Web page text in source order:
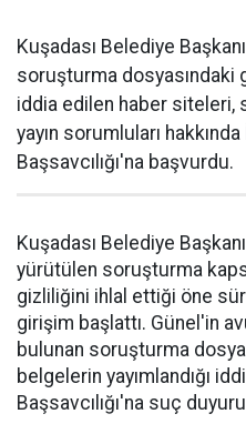
Kuşadası Belediye
soruşturma dosyasındaki
iddia edilen haber siteleri,
yayın sorumluları
Başsavcılığı'na başvurdu.
Kuşadası Belediye
yürütülen soruşturma
gizliliğini ihlal ettiği öne
girişim başlattı. Günel'in
bulunan soruşturma
belgelerin yayımlandığı
Başsavcılığı'na suç